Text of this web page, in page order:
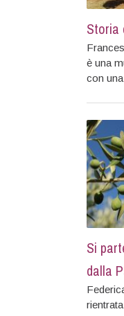
Storia
è una
con
Si
dalla